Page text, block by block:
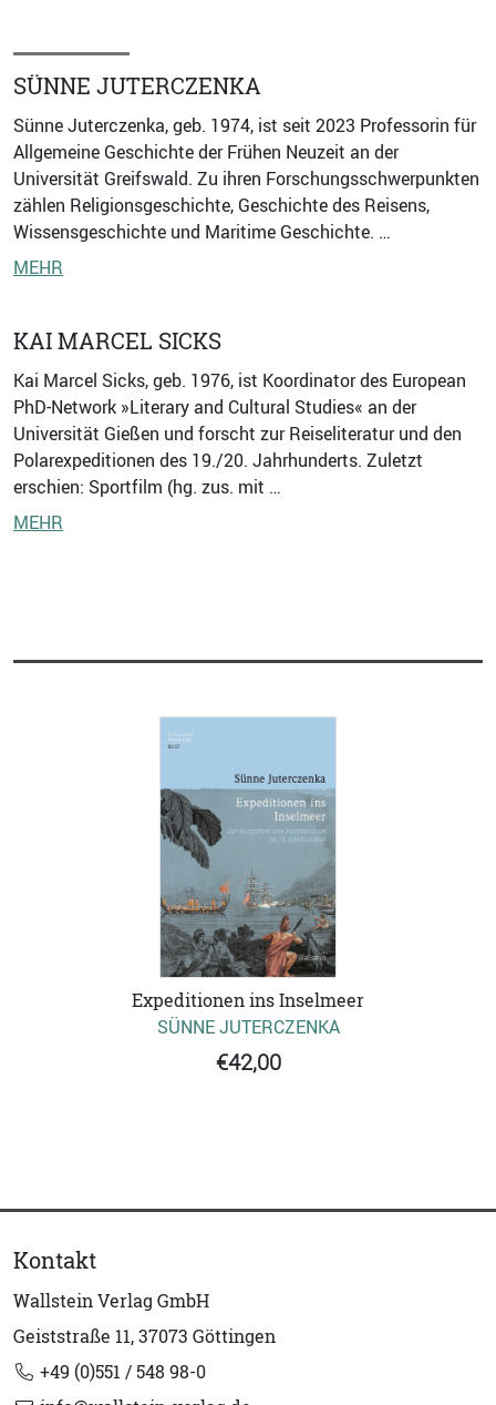
SÜNNE JUTERCZENKA
Sünne Juterczenka, geb. 1974, ist seit 2023 Professorin für
Allgemeine Geschichte der Frühen Neuzeit an der
Universität Greifswald. Zu ihren Forschungsschwerpunkten
zählen Religionsgeschichte, Geschichte des Reisens,
Wissensgeschichte und Maritime Geschichte. …
MEHR
KAI MARCEL SICKS
Kai Marcel Sicks, geb. 1976, ist Koordinator des European
PhD-Network »Literary and Cultural Studies« an der
Universität Gießen und forscht zur Reiseliteratur und den
Polarexpeditionen des 19./20. Jahrhunderts. Zuletzt
erschien: Sportfilm (hg. zus. mit …
MEHR
Expeditionen ins Inselmeer
SÜNNE JUTERCZENKA
€42,00
Kontakt
Wallstein Verlag GmbH
Geiststraße 11, 37073 Göttingen
+49 (0)551 / 548 98-0